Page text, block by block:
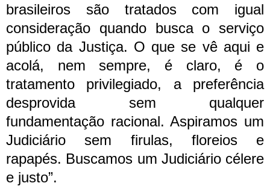
brasileiros são tratados com igual
consideração quando busca o serviço
público da Justiça. O que se vê aqui e
acolá, nem sempre, é claro, é o
tratamento privilegiado, a preferência
desprovida sem qualquer
fundamentação racional. Aspiramos um
Judiciário sem firulas, floreios e
rapapés. Buscamos um Judiciário célere
e justo”.